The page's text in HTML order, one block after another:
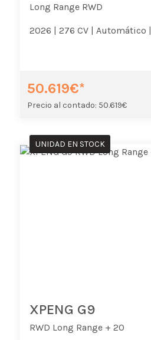
Long Range RWD
2026 | 276 CV | Automático |
50.619€*
Precio al contado: 50.619€
UNIDAD EN STOCK
XPENG G9
RWD Long Range + 20